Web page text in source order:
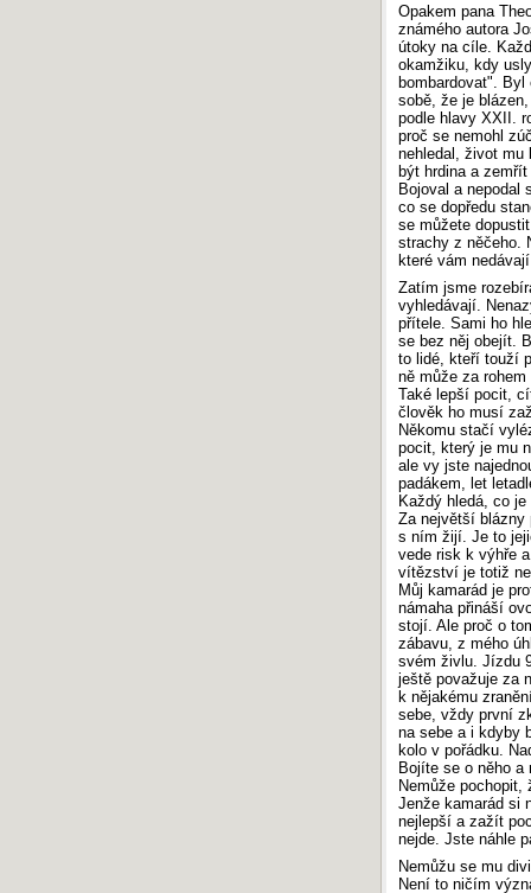
Opakem pana
známého autora
útoky na cíle.
okamžiku, kdy
bombardovat".
sobě, že je
podle hlavy XXII.
proč se nemohl
nehledal, život mu
být hrdina a
Bojoval a nepodal
co se dopředu
se můžete
strachy z něčeho.
které vám
Zatím jsme
vyhledávají.
přítele. Sami ho
se bez něj obejít.
to lidé, kteří touží
ně může za
Také lepší pocit,
člověk ho musí
Někomu stačí
pocit, který je mu
ale vy jste
padákem, let
Každý hledá, co
Za největší blázny
s ním žijí. Je to
vede risk k výhře
vítězství je totiž
Můj kamarád je
námaha přináší
stojí. Ale proč o
zábavu, z mého
svém živlu. Jízdu
ještě považuje za
k nějakému
sebe, vždy první
na sebe a i kdyby
kolo v pořádku.
Bojíte se o něho a
Nemůže
Jenže kamarád si
nejlepší a zažít
nejde. Jste náhle
Nemůžu se mu
Není to ničím